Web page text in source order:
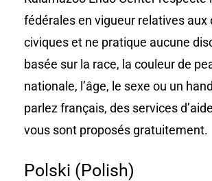
fédérales en vigueur relatives aux
civiques et ne pratique aucune
basée sur la race, la couleur de
nationale, l’âge, le sexe ou un
parlez français, des services
vous sont proposés gratuitement.
Polski (Polish)